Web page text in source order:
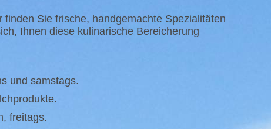
Sie frische, handgemachte Spezialitäten
Ihnen diese kulinarische Bereicherung
und samstags.
freitags.